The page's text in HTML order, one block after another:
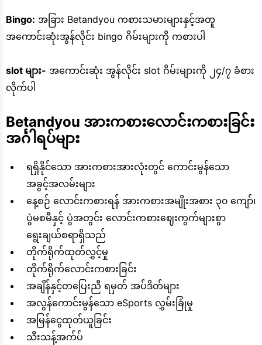
Bingo: အခြား Betandyou ကစားသမားများနှင့်အတူ
အကောင်းဆုံးအွန်လိုင်း bingo ဂိမ်းများကို ကစားပါ
slot များ- အကောင်းဆုံး အွန်လိုင်း slot ဂိမ်းများကို ၂၄/၇ ခံစား
လိုက်ပါ
Betandyou အားကစားလောင်းကစားခြင်း
အင်္ဂါရပ်များ
ရရှိနိုင်သော အားကစားအားလုံးတွင် ကောင်းမွန်သော
အခွင့်အလမ်းများ
နေ့စဉ် လောင်းကစားရန် အားကစားအမျိုးအစား ၃၀ ကျော်၊
ပွဲမစမီနှင့် ပွဲအတွင်း လောင်းကစားဈေးကွက်များစွာ
ရွေးချယ်စရာရှိသည်
တိုက်ရိုက်ထုတ်လွှင့်မှု
တိုက်ရိုက်လောင်းကစားခြင်း
အချိန်နှင့်တပြေးညီ ရမှတ် အပ်ဒိတ်များ
အလွန်ကောင်းမွန်သော eSports လွှမ်းခြုံမှု
အမြန်ငွေထုတ်ယူခြင်း
သီးသန့်အက်ပ်